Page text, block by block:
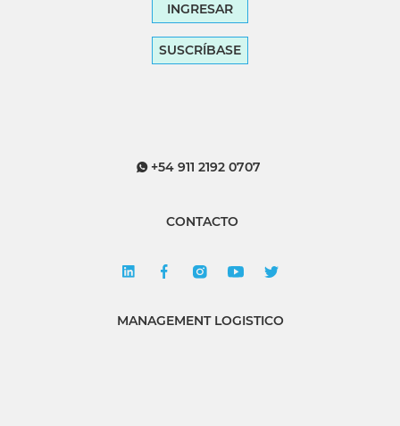
INGRESAR
SUSCRÍBASE
+54 911 2192 0707
CONTACTO
MANAGEMENT LOGISTICO